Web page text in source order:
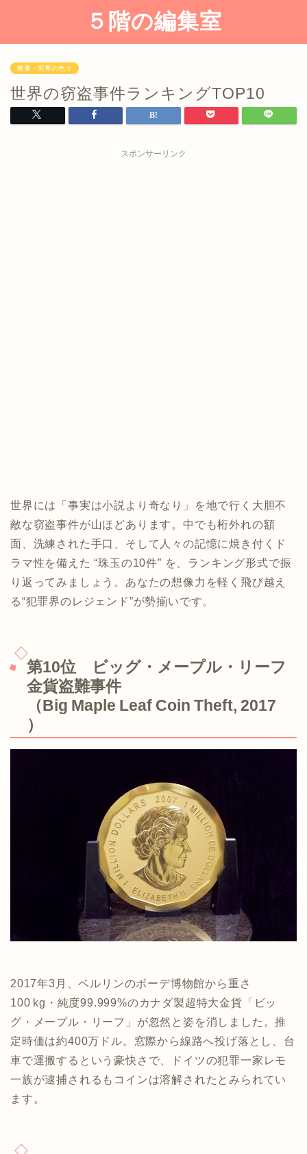
５階の編集室
教養・世界の色々
世界の窃盗事件ランキングTOP10
スポンサーリンク
世界には「事実は小説より奇なり」を地で行く大胆不
敵な窃盗事件が山ほどあります。中でも桁外れの額
面、洗練された手口、そして人々の記憶に焼き付くド
ラマ性を備えた “珠玉の10件” を、ランキング形式で振
り返ってみましょう。あなたの想像力を軽く飛び越え
る“犯罪界のレジェンド”が勢揃いです。
第10位 ビッグ・メープル・リーフ
金貨盗難事件
（Big Maple Leaf Coin Theft, 2017
）
2017年3月、ベルリンのボーデ博物館から重さ
100 kg・純度99.999%のカナダ製超特大金貨「ビッ
グ・メープル・リーフ」が忽然と姿を消しました。推
定時価は約400万ドル。窓際から線路へ投げ落とし、台
車で運搬するという豪快さで、ドイツの犯罪一家レモ
一族が逮捕されるもコインは溶解されたとみられてい
ます。